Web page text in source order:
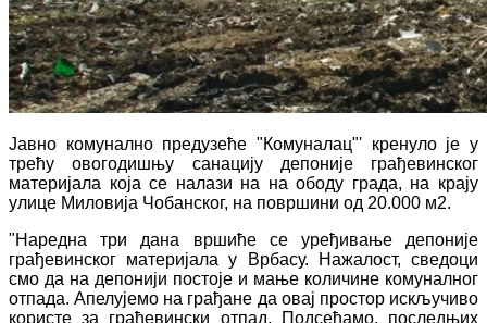
Јавно комунално предузеће "Комуналац"' кренуло је у
трећу овогодишњу санацију депоније грађевинског
материјала која се налази на на ободу града, на крају
улице Миловија Чобанског, на површини од 20.000 м2.
"Наредна три дана вршиће се уређивање депоније
грађевинског материјала у Врбасу. Нажалост, сведоци
смо да на депонији постоје и мање количине комуналног
отпада. Апелујемо на грађане да овај простор искључиво
користе за грађевински отпад. Подсећамо, последњих